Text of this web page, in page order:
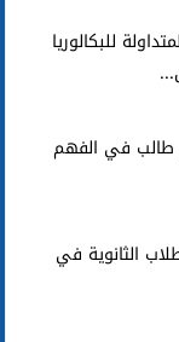
للبكالوريا
طالب في الفهم
الثانوية في